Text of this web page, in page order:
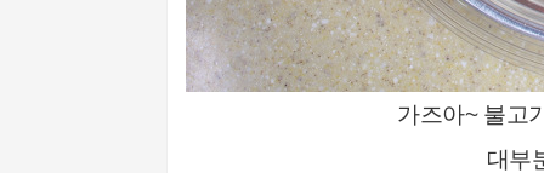
가즈아~ 불고
대부